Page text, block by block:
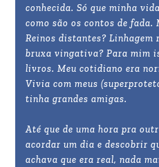
conhecida. Só que minha
como são os contos de
Reinos distantes? Linhagem
bruxa vingativa? Para mim
livros. Meu cotidiano era
Vivia com meus
tinha grandes amigas.
Até que de uma hora pra
acordar um dia e descobrir
achava que era real, nada